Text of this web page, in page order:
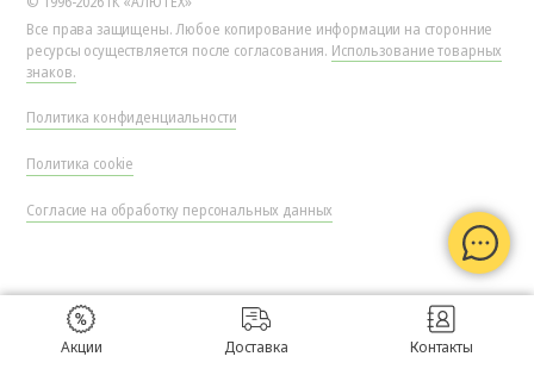
Все права защищены. Любое копирование информации на сторонние
ресурсы осуществляется после согласования. Использование товарных
знаков.
Политика конфиденциальности
Политика cookie
Согласие на обработку персональных данных
Акции Доставка Контакты